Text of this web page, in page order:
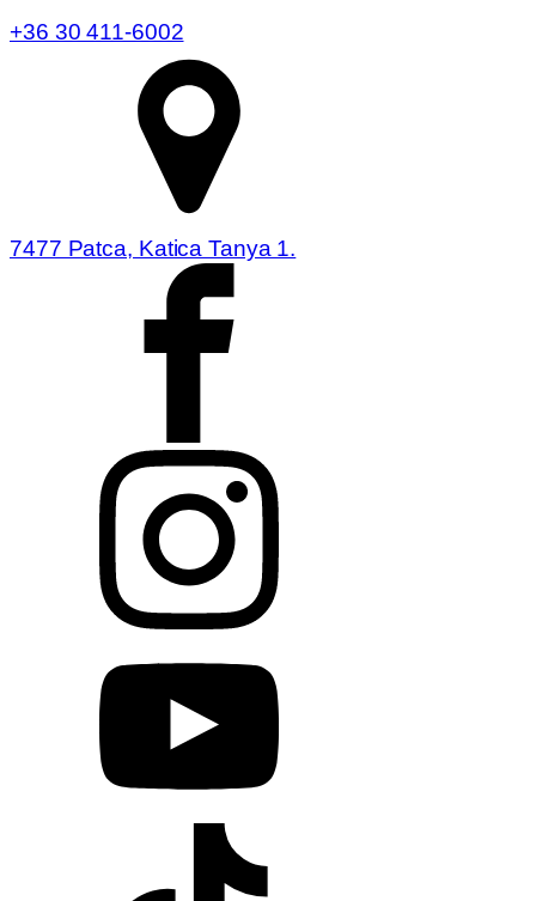
+36 30 411-6002
7477 Patca, Katica Tanya 1.